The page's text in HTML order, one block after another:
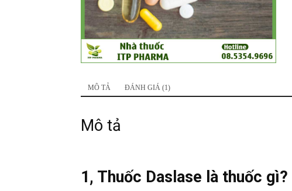
MÔ TẢ ĐÁNH GIÁ (1)
Mô tả
1, Thuốc Daslase là thuốc gì?